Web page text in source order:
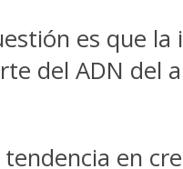
es que
del ADN
en